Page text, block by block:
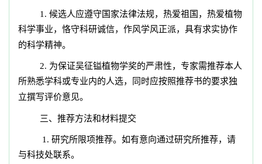
1. 候选人应遵守国家法律法规，热爱祖国，热爱植物
科学事业，恪守科研诚信，作风学风正派，具有求实协作
的科学精神。
2. 为保证吴征镒植物学奖的严肃性，专家需推荐本人
所熟悉学科或专业内的人选，同时应按照推荐书的要求独
立撰写评价意见。
三、推荐方法和材料提交
1. 研究所限项推荐。如有意向通过研究所推荐，请
与科技处联系。